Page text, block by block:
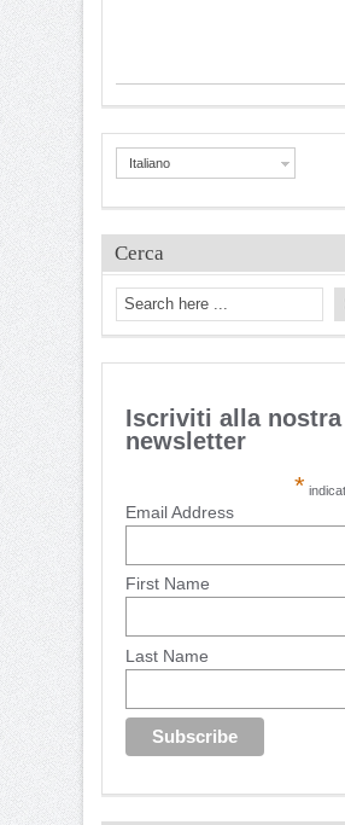
Italiano
Cerca
Iscriviti alla nostra
newsletter
*
Email Address
First Name
Last Name